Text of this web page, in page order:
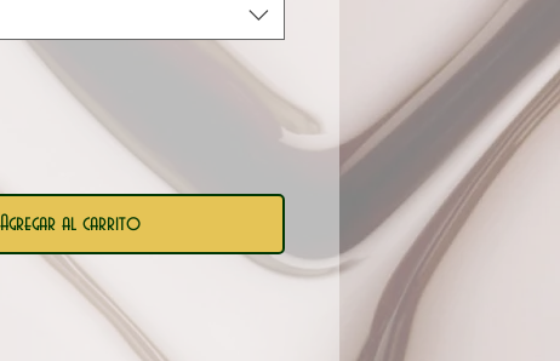
Agregar al carrito